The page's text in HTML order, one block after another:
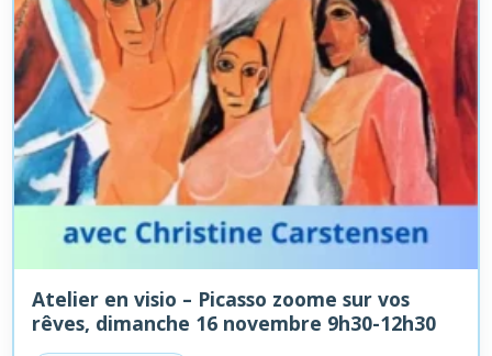
Atelier en visio – Picasso zoome sur vos
rêves, dimanche 16 novembre 9h30-12h30